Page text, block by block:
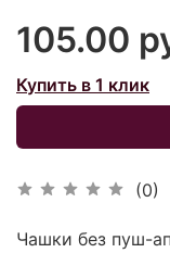
(0)
105.00
Купить в 1 клик
Чашки без пуш-